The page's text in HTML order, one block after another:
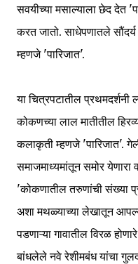
सवयीच्या मसाल्याला छेद देत
करत जातो. साधेपणातले
म्हणजे 'पारिजात'.
या चित्रपटातील
कोकणच्या लाल मातीतील
कलाकृती म्हणजे 'पारिजात'.
समाजमाध्यमांतून समोर
'कोकणातील तरुणांची संख्या
अशा मथळ्याच्या लेखातून
पडणाऱ्या गावातील विरळ
बांधलेले नवे रेशीमबंध यांचा